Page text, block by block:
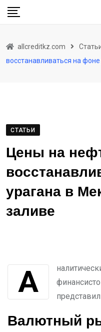
Skip
allcreditkz.com
восстанавливаться на
СТАТЬИ
Цены на
урагана в
заливе
Аналитический центр Ассоциации
Валютный